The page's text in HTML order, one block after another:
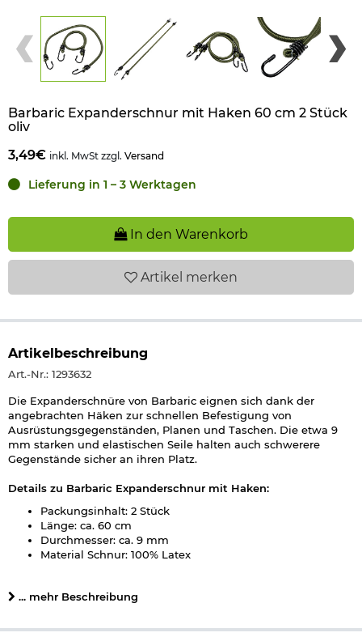
Barbaric Expanderschnur mit Haken 60 cm 2 Stück
oliv
3,49€ inkl. MwSt zzgl. Versand
Lieferung in 1 – 3 Werktagen
In den Warenkorb
Artikel merken
Artikelbeschreibung
Art.-Nr.: 1293632
Die Expanderschnüre von Barbaric eignen sich dank der
angebrachten Häken zur schnellen Befestigung von
Ausrüstungsgegenständen, Planen und Taschen. Die etwa 9
mm starken und elastischen Seile halten auch schwerere
Gegenstände sicher an ihren Platz.
Details zu Barbaric Expanderschnur mit Haken:
Packungsinhalt: 2 Stück
Länge: ca. 60 cm
Durchmesser: ca. 9 mm
Material Schnur: 100% Latex
Marke: Barbaric
Herstellerinformationen
... mehr Beschreibung